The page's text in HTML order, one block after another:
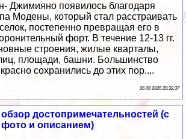
Джимияно появилось благодаря
Модены, который стал расстраивать
постепенно превращая его в
форт. В течение 12-13 гг.
строения, жилые кварталы,
площади, башни. Большинство
сохранились до этих пор....
26 06 2026 20:32:37
достопримечательностей (с
фото и описанием)